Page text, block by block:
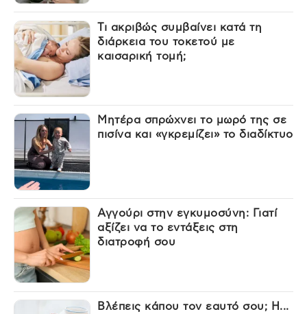
Τι ακριβώς συμβαίνει κατά τη
διάρκεια του τοκετού με
καισαρική τομή;
Μητέρα σπρώχνει το μωρό της σε
πισίνα και «γκρεμίζει» το διαδίκτυο
Αγγούρι στην εγκυμοσύνη: Γιατί
αξίζει να το εντάξεις στη
διατροφή σου
Βλέπεις κάπου τον εαυτό σου; Η...